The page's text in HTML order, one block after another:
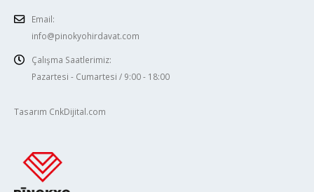
Email:
info@pinokyohirdavat.com
Çalışma Saatlerimiz:
Pazartesi - Cumartesi / 9:00 - 18:00
Tasarım CnkDijital.com